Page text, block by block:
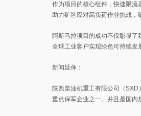
作为项目的核心组件，快速限流
助力矿区应对高负荷作业挑战，
阿斯马拉项目的成功不仅彰显
全球工业客户实现绿色可持续发
新闻延伸：
陕西柴油机重工有限公司（
重点保军企业之一。并且是国内